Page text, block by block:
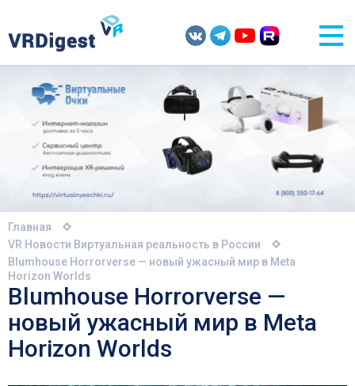
Главная
VR Новости Виртуальная реальность в России
Blumhouse Horrorverse — новый ужасный мир в Meta
Horizon Worlds
Blumhouse Horrorverse —
новый ужасный мир в Meta
Horizon Worlds